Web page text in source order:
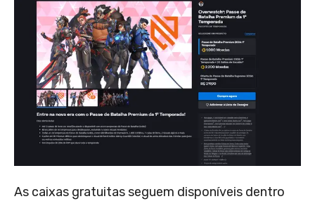
As caixas gratuitas seguem disponíveis dentro